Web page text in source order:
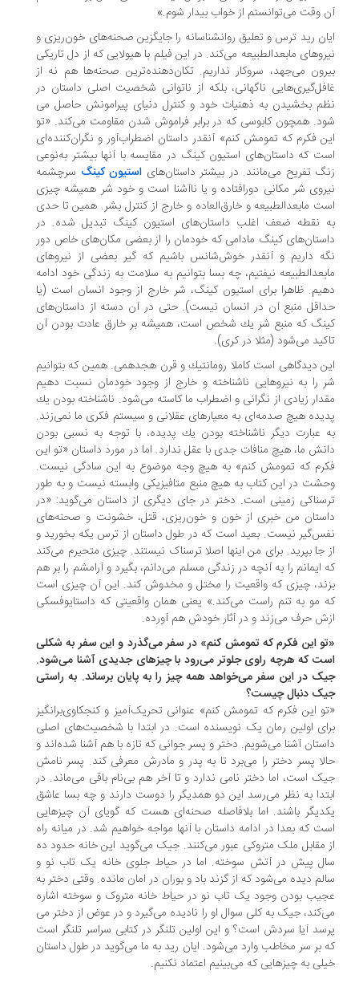
وقت می­‌توانستم از خواب بیدار شوم.»
رید ترس و تعلیق روانشناسانه را جایگزین صحنه­‌های خون‌ریزی و
مابعدالطبیعه می‌­کند. در این فیلم با هیولایی که از دل تاریکی
می­‌جهد، سروکار نداریم. تکان­‌دهنده­‌ترین صحنه‌­ها هم نه از
ناگهانی، بلکه از ناتوانی شخصیت اصلی داستان در
بخشیدن به ذهنیات خود و کنترل دنیای پیرامونش حاصل می­‌
همچون کابوسی که در برابر فراموش شدن مقاومت می‌کند. «تو
فکرم که تمومش کنم» آنقدر داستان اضطراب‌آور و نگران‌كننده‌ای
كه داستان‌های استیون كینگ در مقایسه با آنها بیشتر به‌نوعی
تفریح می‌مانند. در بیشتر داستان‌هایاستیون كینگسرچشمه‌
شر مكانی دورافتاده و یا ناآشنا است و خود شر همیشه چیزی
مابعدالطبیعه و خارق‌العاده و خارج از کنترل بشر. همین تا حدی
نقطه ضعف اغلب داستان‌های استیون كینگ تبدیل شده. در
کینگ مادامی كه خودمان را از بعضی مكان‌های خاص دور
داریم و آنقدر خوش‌شانس باشیم كه گیر بعضی از نیروهای
نیفتیم، چه بسا بتوانیم به سلامت به زندگی خود ادامه
ظاهرا برای استیون كینگ، شر خارج از وجود انسان است (یا
منبع آن در انسان نیست). حتی در آن دسته از داستان‌های
كه منبع شر یك شخص است، همیشه بر خارق عادت بودن آن
می‌شود (مثلا در كری).
دیدگاهی است كاملا رومانتیك و قرن هجدهمی. همین كه بتوانیم
را به نیروهایی ناشناخته و خارج از وجود خودمان نسبت دهیم
زیادی از نگرانی و اضطراب ما كاسته می‌شود. ناشناخته بودن یك
هیچ صدمه‌ای به معیارهای عقلانی و سیستم فكری ما نمی‌زند.
عبارت دیگر ناشناخته بودن یك پدیده، با توجه به نسبی بودن
ما، هیچ منافات جدی با عقل ندارد. اما در مورد داستان «تو این
که تمومش کنم» به هیچ وجه موضوع به این سادگی نیست.
در این کتاب به هیچ منبع متافیزیکی وابسته نیست و به طور
زمینی است. دختر در جای دیگری از داستان می­‌گوید: «در
من خبری از خون و خون‌ریزی، قتل، خشونت و صحنه‌­های
نیست. بعید است که در طول داستان از ترس یکه بخورید و
جا بپرید. برای من اینها اصلا ترسناک نیستند. چیزی متحیرم می­‌کند
ایمانم را به آنچه در زندگی مسلم می­‌دانم، بگیرد و آرامشم را بر هم
چیزی که واقعیت را مختل و مخدوش کند. این آن چیزی است
مو به تنم راست می‌­کند.» یعنی همان واقعیتی که داستایوفسکی
حرف می‌­زند و در آثار خودش هم آورده.
این فکرم که تمومش کنم» در سفر می‌گذرد و این سفر به شکلی
که هرچه راوی جلوتر می‌رود با چیزهای جدیدی آشنا می‌شود.
در این سفر می‌خواهد همه چیز را به پایان برساند. به راستی
دنبال چیست؟
این فکرم که تمومش کنم» عنوانی تحریک­‌آمیز و کنجکاوی­‌برانگیز
اولین رمان یک نویسنده است. در ابتدا با شخصیت­‌های اصلی
آشنا می‌­شویم. دختر و پسر جوانی که تازه با هم آشنا شده‌­اند و
پسر دختر را می‌­برد تا به پدر و مادرش معرفی کند. پسر نامش
است، اما دختر نامی ندارد و تا آخر هم بی‌­نام باقی می­‌ماند. در
به نظر می‌­رسد این دو همدیگر را دوست دارند و چه بسا عاشق
باشند. اما بلافاصله صحنه‌­ای هست که گویای آن چیزهایی
که بعدا در ادامه­ داستان با آنها مواجه خواهیم شد. در میانه­ راه
مقابل ملک متروکی‌ عبور می­‌کنند. جیک می­‌گوید این خانه حدود ده
پیش در آتش سوخته. اما در حیاط جلوی خانه یک تاب نو و
دیده می­‌شود که از گزند باد و بوران در امان مانده. وقتی دختر به
بودن وجود یک تاب نو در حیاط خانه­ متروک و سوخته اشاره
جیک به کلی سوال او را نادیده می­‌گیرد و در عوض از دختر می­‌
آیا سردش است؟ و این اولین تلنگر در کتابی سراسر تلنگر است
بر سر مخاطب وارد می­‌شود. ایان رید به ما می­‌گوید در طول داستان
به چیزهایی که می‌­بینیم اعتماد نکنیم.